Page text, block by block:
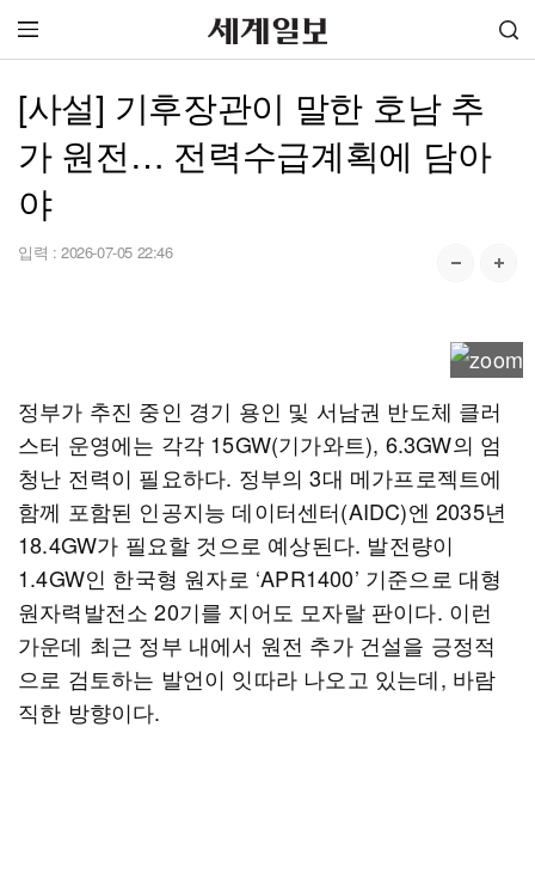
[사설] 기후장관이 말한 호남 추
가 원전… 전력수급계획에 담아
야
입력 : 2026-07-05 22:46
정부가 추진 중인 경기 용인 및 서남권 반도체 클러
스터 운영에는 각각 15GW(기가와트), 6.3GW의 엄
청난 전력이 필요하다. 정부의 3대 메가프로젝트에
함께 포함된 인공지능 데이터센터(AIDC)엔 2035년
18.4GW가 필요할 것으로 예상된다. 발전량이
1.4GW인 한국형 원자로 ‘APR1400’ 기준으로 대형
원자력발전소 20기를 지어도 모자랄 판이다. 이런
가운데 최근 정부 내에서 원전 추가 건설을 긍정적
으로 검토하는 발언이 잇따라 나오고 있는데, 바람
직한 방향이다.